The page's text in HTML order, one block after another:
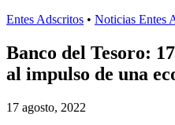
Entes Adscritos • Noticias Entes
Banco del Tesoro:
al impulso de una
17 agosto, 2022